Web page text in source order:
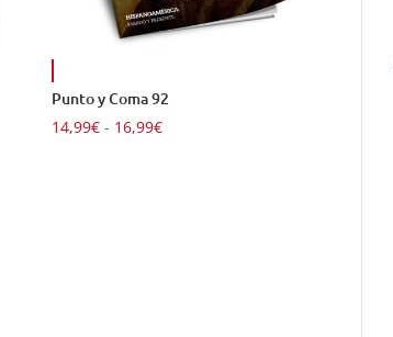
Punto y Coma 92
14,99€ - 16,99€Rango